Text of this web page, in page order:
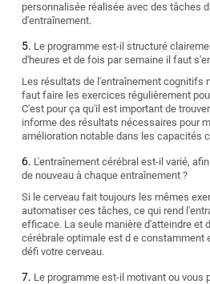
personnalisée réalisée avec des tâches
d'entraînement.
Le programme est-il structuré
d'heures et de fois par semaine il faut
Les résultats de l'entraînement cognitifs
faut faire les exercices régulièrement
C'est pour ça qu'il est important de
informe des résultats nécessaires pour
amélioration notable dans les capacités
L'entraînement cérébral est-il varié,
de nouveau à chaque entraînement ?
Si le cerveau fait toujours les mêmes
automatiser ces tâches, ce qui rend
efficace. La seule manière d'atteindre et
cérébrale optimale est d e constamment
défi votre cerveau.
Le programme est-il motivant ou vous